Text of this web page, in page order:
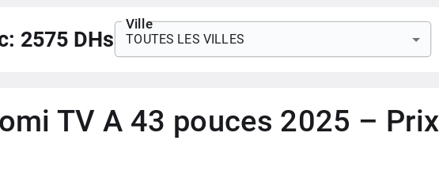
Bluetooth 5.0, Wi-Fi 2.4GHz/5GHz
2575 DHs
Ville
TOUTES LES VILLES
TV A 43 pouces 2025 – Prix